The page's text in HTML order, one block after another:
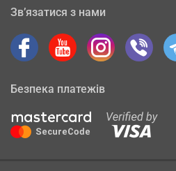
Зв’язатися з нами
Безпека платежів